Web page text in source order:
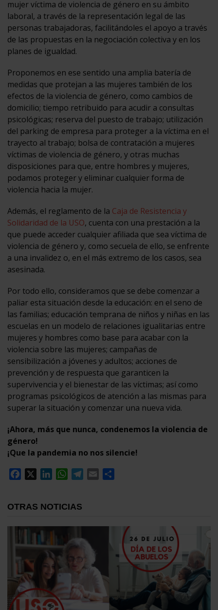
mujer víctima de violencia de género en su ámbito
laboral, a través de la representación legal de las
personas trabajadoras, facilitándoles el apoyo a través
de las propuestas en la negociación colectiva y en los
planes de igualdad.
Proponemos en ese sentido una amplia batería de
medidas que protejan a las mujeres también de los
efectos de la violencia de género, como cambios de
domicilio; tiempo retribuido para acudir a consultas
psicológicas; reserva del puesto de trabajo; utilización
del parking de empresa para proteger a la víctima en el
trayecto al trabajo; bolsa de contratación a mujeres
víctimas de violencia de género, y otras muchas
disposiciones para que, entre hombres y mujeres,
podamos proteger y eliminar cualquier forma de
violencia hacia la mujer.
Además, el reglamento de la Caja de Resistencia y
Solidaridad de la USO, cuenta con una prestación a la
que puede acceder cualquier afiliada que sea víctima de
violencia de género y, como secuela de ello, se enfrente
a una invalidez o, en el más extremo de los casos, sea
asesinada.
Por todo ello, consideramos que se debe comenzar a
paliar esta situación desde la educación: en el seno de
las familias; educación temprana de niños y niñas en las
escuelas en un modelo de relaciones igualitarias entre
mujeres y hombres como base para acabar con la
violencia sobre las mujeres; campañas de
sensibilización a jóvenes y adultos; acciones de
prevención y de respuesta que garanticen la
supervivencia y el bienestar de las víctimas; así como
programas psicológicos de atención a las mismas para
superar la situación y comenzar una nueva vida.
¡Ahora, más que nunca, condenemos la violencia de
género!
¡Que la pandemia no nos silencie!
Facebook
LinkedInWhatsApp
Telegram
Email
OTRAS NOTICIAS